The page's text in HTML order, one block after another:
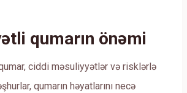
qumarın önəmi
ciddi məsuliyyətlər və risklərlə
qumarın həyatlarını necə